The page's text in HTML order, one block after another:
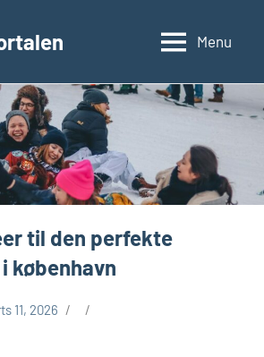
Menu
til den perfekte
københavn
11, 2026